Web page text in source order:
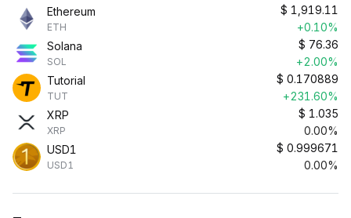
Ethereum
ETH
$ 1,919.11
+0.10%
Solana
SOL
$ 76.36
+2.00%
Tutorial
TUT
$ 0.170889
+231.60%
XRP
XRP
$ 1.035
0.00%
USD1
USD1
$ 0.999671
0.00%